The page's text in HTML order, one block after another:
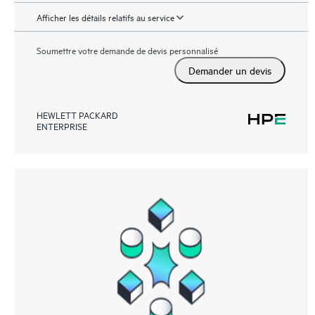
Afficher les détails relatifs au service
Soumettre votre demande de devis personnalisé
Demander un devis
HEWLETT PACKARD
ENTERPRISE